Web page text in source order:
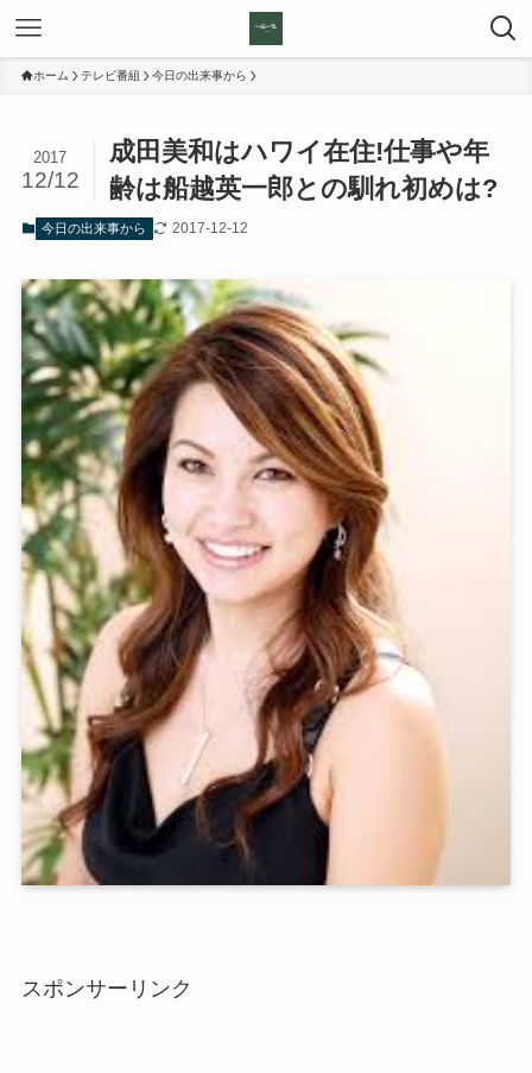
ホーム テレビ番組 今日の出来事から
成田美和はハワイ在住!仕事や年
齢は船越英一郎との馴れ初めは?
2017
12/12
今日の出来事から 2017-12-12
スポンサーリンク